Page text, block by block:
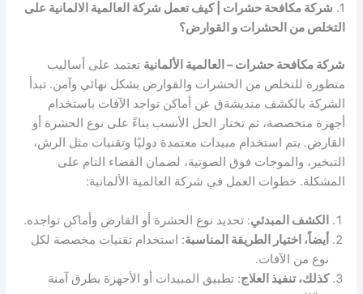
1. شركة مكافحة حشرات | كيف تعمل شركة العالمية الالمانية على
التخلص من الحشرات و القوارض؟
شركة مكافحة حشرات – العالمية الألمانية تعتمد على أساليب
متطورة للتخلص من الحشرات والقوارض بشكل نهائي وآمن. تبدأ
الشركة بالكشف منديشةق عن أماكن تواجد الآفات باستخدام
أجهزة متخصصة، ثم تختار الحل الأنسب بناءً على نوع الحشرة أو
القارض. يتم استخدام مبيدات معتمدة دوليًا وتقنيات مثل الرش،
التبخير، والموجات فوق الصوتية، لضمان القضاء التام على
المشكلة. خطوات العمل في شركة العالمية الألمانية:
الكشف المبدئي: تحديد نوع الحشرة أو القارض وأماكن تواجده.
أيضاً، اختيار الطريقة المناسبة: استخدام تقنيات مخصصة لكل
نوع من الآفات.
كذلك، تنفيذ العلاج: تطبيق المبيدات أو الأجهزة بطرق آمنة